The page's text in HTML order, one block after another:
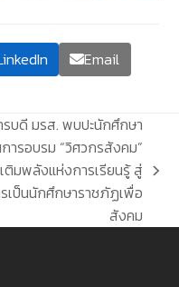
Email
รบดี มรส. พบปะนักศึกษา
การอบรม “วิศวกรสังคม”
ติมพลังแห่งการเรียนรู้ สู่
เป็นนักศึกษาราชภัฏเพื่อ
สังคม